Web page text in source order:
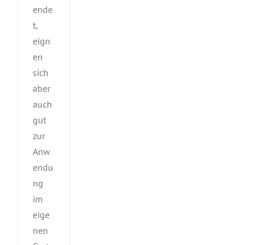
ende
t,
eign
en
sich
aber
auch
gut
zur
Anw
endu
ng
im
eige
nen